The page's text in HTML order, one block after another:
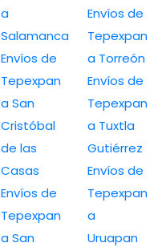
a
Salamanca
Envíos de
Tepexpan
a San
Cristóbal
de las
Casas
Envíos de
Tepexpan
a San
Envíos de
Tepexpan
a Torreón
Envíos de
Tepexpan
a Tuxtla
Gutiérrez
Envíos de
Tepexpan
a
Uruapan